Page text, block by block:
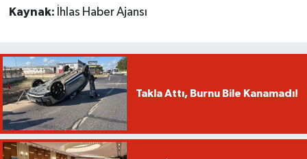
Kaynak: İhlas Haber Ajansı
Takla Attı, Burnu Bile Kanamadı!